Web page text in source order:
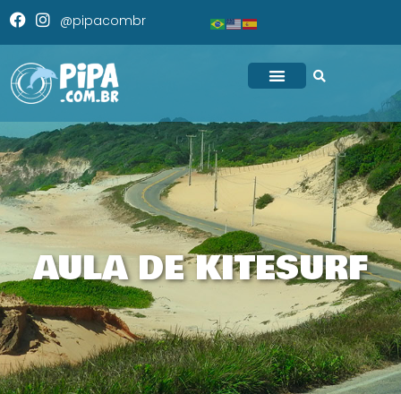
@pipacombr
AULA DE KITESURF